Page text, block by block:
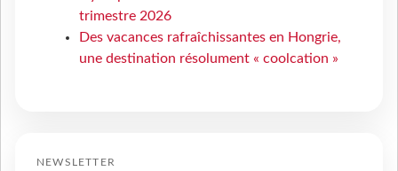
trimestre 2026
Des vacances rafraîchissantes en Hongrie,
une destination résolument « coolcation »
NEWSLETTER